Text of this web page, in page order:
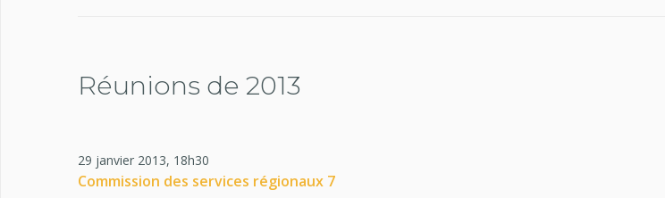
Réunions de 2013
29 janvier 2013, 18h30
Commission des services régionaux 7